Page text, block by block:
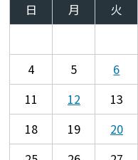
日 月 火
4
5 6
11
12 13
18
19 20